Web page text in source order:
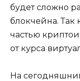
будет сложно
блокчейна. Так
частью
от курса
На